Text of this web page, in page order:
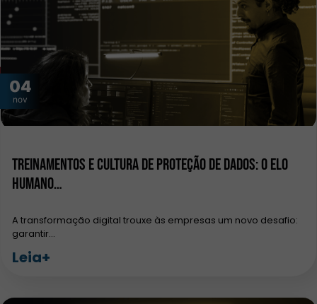
04
nov
Treinamentos e Cultura de Proteção de Dados: O Elo
Humano…
A transformação digital trouxe às empresas um novo desafio:
garantir…
Leia+